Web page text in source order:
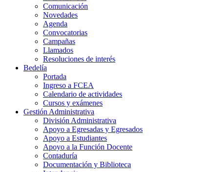
Comunicación
Novedades
Agenda
Convocatorias
Campañas
Llamados
Resoluciones de interés
Bedelía
Portada
Ingreso a FCEA
Calendario de actividades
Cursos y exámenes
Gestión Administrativa
División Administrativa
Apoyo a Egresadas y Egresados
Apoyo a Estudiantes
Apoyo a la Función Docente
Contaduría
Documentación y Biblioteca